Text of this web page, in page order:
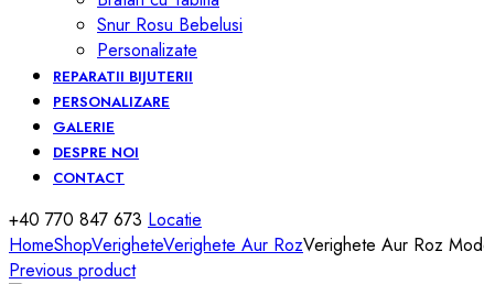
Snur Rosu Bebelusi
Personalizate
REPARATII BIJUTERII
PERSONALIZARE
GALERIE
DESPRE NOI
CONTACT
+40 770 847 673 Locatie
HomeShopVerigheteVerighete Aur RozVerighete Aur Roz
Previous product